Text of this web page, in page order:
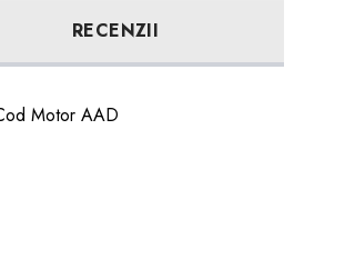
RECENZII
Motor AAD